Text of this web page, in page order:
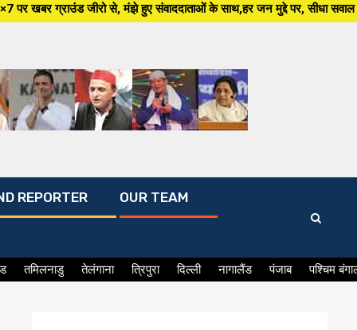
से, मंझे हुए संवाददाताओं के साथ,हर जन मुद्दे पर, सीधा सवाल सरकार से
REPORTER OUR TEAM
तमिलनाडु तेलंगाना त्रिपुरा दिल्ली नागालैंड पंजाब पश्चिम